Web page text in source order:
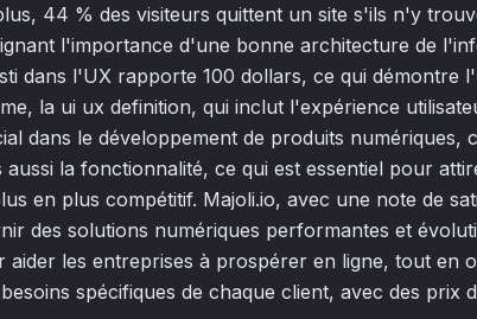
44 % des visiteurs quittent un site s'ils n'y
l'importance d'une bonne architecture de
dans l'UX rapporte 100 dollars, ce qui démontre
la ui ux definition, qui inclut l'expérience
dans le développement de produits numériques,
aussi la fonctionnalité, ce qui est essentiel pour
en plus compétitif. Majoli.io, avec une note de
des solutions numériques performantes et
aider les entreprises à prospérer en ligne, tout en
spécifiques de chaque client, avec des prix